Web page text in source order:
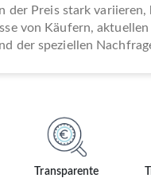
Transparente
der Preis stark variieren,
von Käufern, aktuellen
der speziellen